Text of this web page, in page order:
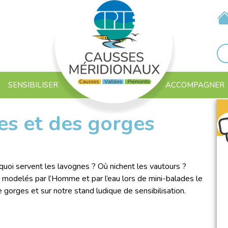
SENSIBILISER ACCOMPAGNER
et des gorges
servent les lavognes ? Où nichent les vautours ?
par l’Homme et par l’eau lors de mini-balades le
et sur notre stand ludique de sensibilisation.